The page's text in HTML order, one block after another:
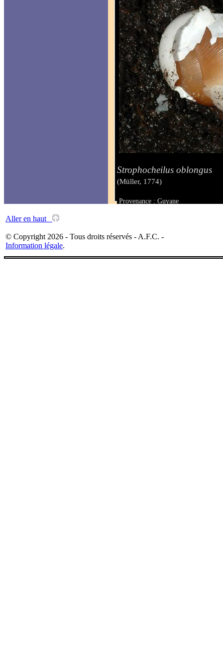
Strophocheilus oblongus
(Müller, 1774)
Provenance : Guyane
Aller en haut
© Copyright 2026 - Tous droits réservés - A.F.C. -
Information légale.